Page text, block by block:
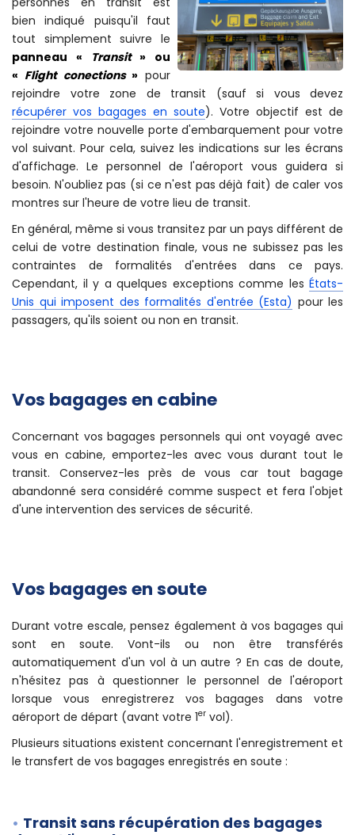
À la descente de l'avion, le
parcours concernant les
personnes en transit est
bien indiqué puisqu'il faut
tout simplement suivre le
panneau «Transit» ou
«Flight conections»pour
rejoindre votre zone de transit (sauf si vous devez
récupérer vos bagages en soute ). Votre objectif est de
rejoindre votre nouvelle porte d'embarquement pour votre
vol suivant. Pour cela, suivez les indications sur les écrans
d'affichage. Le personnel de l'aéroport vous guidera si
besoin. N'oubliez pas (si ce n'est pas déjà fait) de caler vos
montres sur l'heure de votre lieu de transit.
En général, même si vous transitez par un pays différent de
celui de votre destination finale, vous ne subissez pas les
contraintes de formalités d'entrées dans ce pays.
Cependant, il y a quelques exceptions comme les
Vos bagages en cabine
Concernant vos bagages personnels qui ont voyagé avec
vous en cabine, emportez-les avec vous durant tout le
transit. Conservez-les près de vous car tout bagage
Vos bagages en soute
Durant votre escale, pensez également à vos bagages qui
sont en soute. Vont-ils ou non être transférés
automatiquement d'un vol à un autre ? En cas de doute,
n'hésitez pas à questionner le personnel de l'aéroport
lorsque vous enregistrerez vos bagages dans votre
aéroport de départ (avant votre 1ervol).